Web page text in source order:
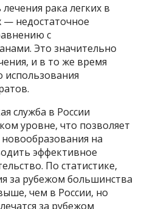
рака легких в
— недостаточное
с
Это значительно
и в то же время
использования
служба в России
уровне, что позволяет
на
эффективное
По статистике,
за рубежом большинства
чем в России, но
за рубежом